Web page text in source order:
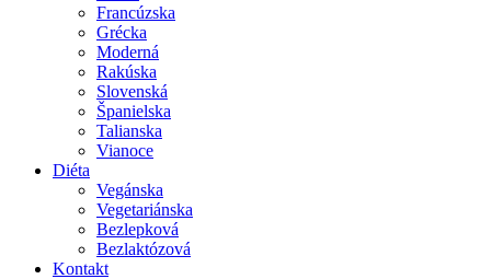
Francúzska
Grécka
Moderná
Rakúska
Slovenská
Španielska
Talianska
Vianoce
Diéta
Vegánska
Vegetariánska
Bezlepková
Bezlaktózová
Kontakt